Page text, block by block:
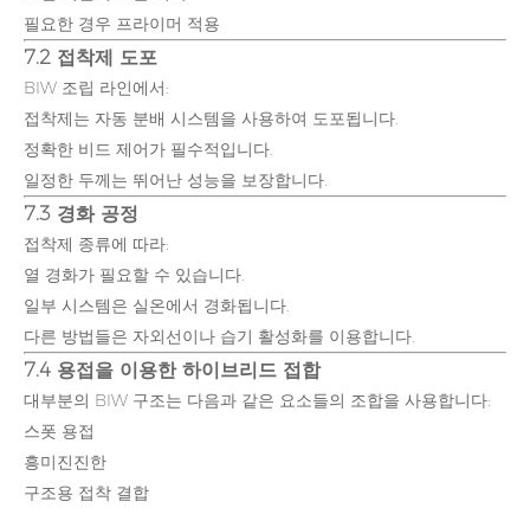
필요한 경우 프라이머 적용
7.2 접착제 도포
BIW 조립 라인에서:
접착제는 자동 분배 시스템을 사용하여 도포됩니다.
정확한 비드 제어가 필수적입니다.
일정한 두께는 뛰어난 성능을 보장합니다.
7.3 경화 공정
접착제 종류에 따라:
열 경화가 필요할 수 있습니다.
일부 시스템은 실온에서 경화됩니다.
다른 방법들은 자외선이나 습기 활성화를 이용합니다.
7.4 용접을 이용한 하이브리드 접합
대부분의 BIW 구조는 다음과 같은 요소들의 조합을 사용합니다:
스폿 용접
흥미진진한
구조용 접착 결합